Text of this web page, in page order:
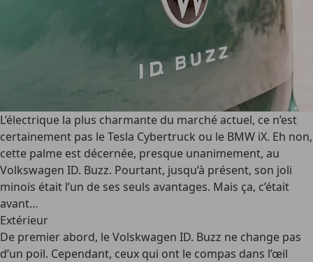
L’électrique la plus charmante du marché actuel, ce n’est
certainement pas le Tesla Cybertruck ou le BMW iX. Eh non,
cette palme est décernée, presque unanimement, au
Volkswagen ID. Buzz. Pourtant, jusqu’à présent, son joli
minois était l’un de ses seuls avantages. Mais ça, c’était
avant…
Extérieur
De premier abord, le Volskwagen ID. Buzz ne change pas
d’un poil. Cependant, ceux qui ont le compas dans l’œil